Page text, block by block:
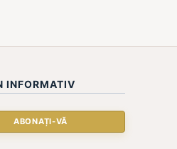
INFORMATIV